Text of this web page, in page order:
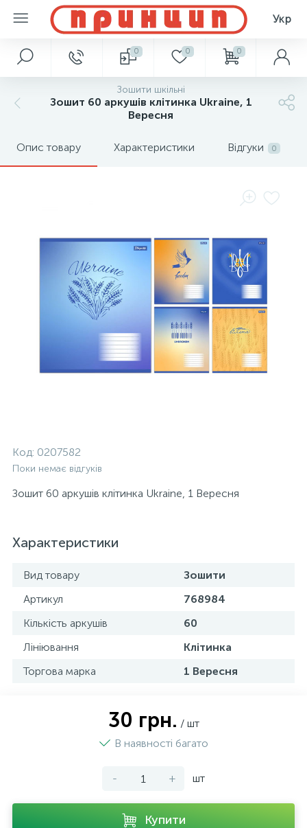
Укр
0 0 0
Зошити шкільні
Зошит 60 аркушів клітинка Ukraine, 1
Вересня
Опис товару Характеристики Відгуки 0
Код: 0207582
Поки немає відгуків
Зошит 60 аркушів клітинка Ukraine, 1 Вересня
Характеристики
Вид товару
Зошити
Артикул
768984
Кількість аркушів
60
Лініювання
Клітинка
Торгова марка
1 Вересня
30 грн. / шт
В наявності багато
- + шт
Купити